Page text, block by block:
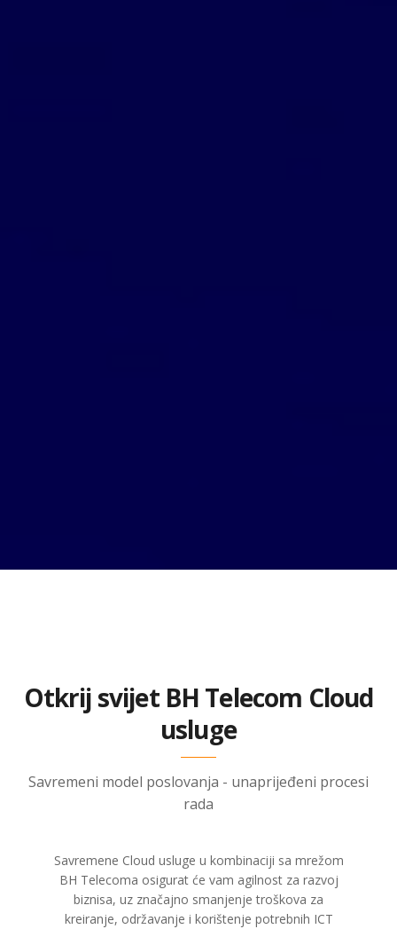
Otkrij svijet BH Telecom Cloud
usluge
Savremeni model poslovanja - unaprijeđeni procesi
rada
Savremene Cloud usluge u kombinaciji sa mrežom
BH Telecoma osigurat će vam agilnost za razvoj
biznisa, uz značajno smanjenje troškova za
kreiranje, održavanje i korištenje potrebnih ICT